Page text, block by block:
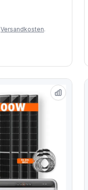
Versandkosten.